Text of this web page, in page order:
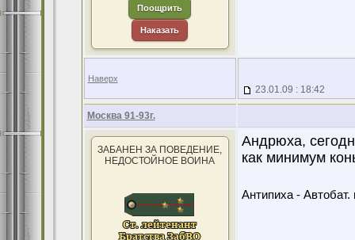
Поощрить
Наказать
Наверх
23.01.09 : 18:42
Москва 91-93г.
ЗАБАНЕН ЗА ПОВЕДЕНИЕ,
НЕДОСТОЙНОЕ ВОИНА
Андрюха,
как минимум
Антипиха - Автобат.